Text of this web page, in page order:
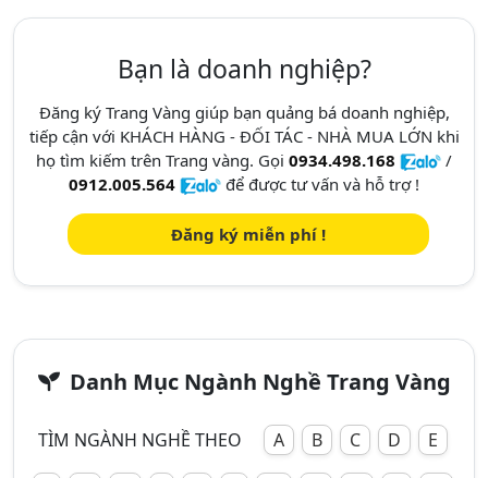
Bạn là doanh nghiệp?
Đăng ký Trang Vàng giúp bạn quảng bá doanh nghiệp,
tiếp cận với KHÁCH HÀNG - ĐỐI TÁC - NHÀ MUA LỚN khi
họ tìm kiếm trên Trang vàng. Gọi 0934.498.168
/
0912.005.564
để được tư vấn và hỗ trợ !
Đăng ký miễn phí !
Danh Mục Ngành Nghề Trang Vàng
TÌM NGÀNH NGHỀ THEO A B C D
E